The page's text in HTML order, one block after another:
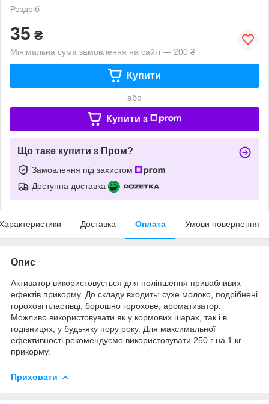
Роздріб
35 ₴
Мінімальна сума замовлення на сайті — 200 ₴
Купити
або
Купити з
Що таке купити з Пром?
Замовлення під захистом
Доступна доставка
Доставка Оплата Умови повернення
Опис
Активатор використовується для поліпшення привабливих
ефектів прикорму. До складу входить: сухе молоко, подрібнені
горохові пластівці, борошно горохове, ароматизатор.
Можливо використовувати як у кормових шарах, так і в
годівницях, у будь-яку пору року. Для максимальної
ефективності рекомендуємо використовувати 250 г на 1 кг.
прикорму.
Приховати